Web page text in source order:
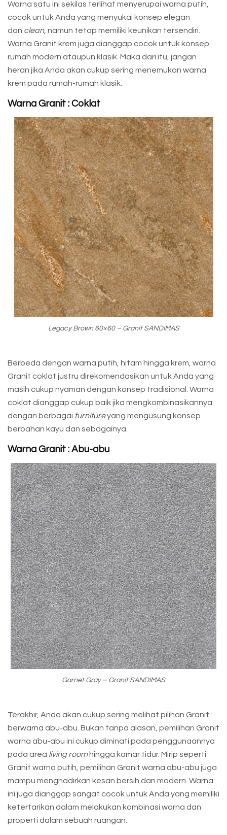
Warna satu ini sekilas terlihat menyerupai warna putih,
cocok untuk Anda yang menyukai konsep elegan
dan clean, namun tetap memiliki keunikan tersendiri.
Warna Granit krem juga dianggap cocok untuk konsep
rumah modern ataupun klasik. Maka dari itu, jangan
heran jika Anda akan cukup sering menemukan warna
krem pada rumah-rumah klasik.
Warna Granit : Coklat
Legacy Brown 60×60 – Granit SANDIMAS
Berbeda dengan warna putih, hitam hingga krem, warna
Granit coklat justru direkomendasikan untuk Anda yang
masih cukup nyaman dengan konsep tradisional. Warna
coklat dianggap cukup baik jika mengkombinasikannya
dengan berbagai furnitureyang mengusung konsep
berbahan kayu dan sebagainya.
Warna Granit : Abu-abu
Garnet Gray – Granit SANDIMAS
Terakhir, Anda akan cukup sering melihat pilihan Granit
berwarna abu-abu. Bukan tanpa alasan, pemilihan Granit
warna abu-abu ini cukup diminati pada penggunaannya
pada area living roomhingga kamar tidur. Mirip seperti
Granit warna putih, pemilihan Granit warna abu-abu juga
mampu menghadirkan kesan bersih dan modern. Warna
ini juga dianggap sangat cocok untuk Anda yang memiliki
ketertarikan dalam melakukan kombinasi warna dan
properti dalam sebuah ruangan.